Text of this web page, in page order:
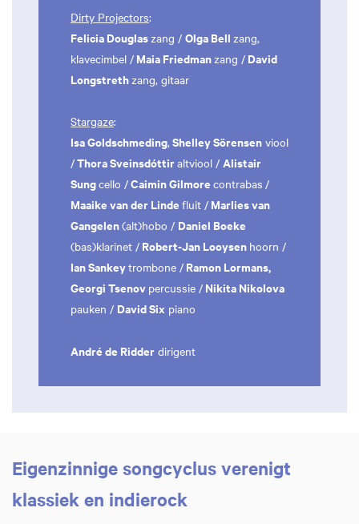
Dirty Projectors:
Felicia Douglaszang / Olga Bell zang,
klavecimbel / Maia Friedmanzang / David
Longstrethzang, gitaar
Stargaze:
Isa Goldschmeding, Shelley Sörensen viool
/Thora Sveinsdóttiraltviool / Alistair
Sungcello /Caimin Gilmore contrabas /
Maaike van der Linde fluit / Marlies van
Gangelen(alt)hobo / Daniel Boeke
(bas)klarinet / Robert-Jan Looysen hoorn /
Ian Sankeytrombone / Ramon Lormans,
Georgi Tsenov percussie / Nikita Nikolova
pauken / David Six piano
André de Ridder dirigent
Eigenzinnige songcyclus verenigt
klassiek en indierock